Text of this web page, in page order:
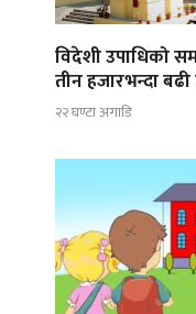
विदेशी उपाधिको
तीन हजारभन्दा बढी
२२ घण्टा अगाडि